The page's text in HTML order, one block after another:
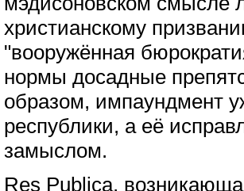
христианскому
"вооружённая
нормы досадные
образом, импаундмент
республики, а её
замыслом.
Res Publica,